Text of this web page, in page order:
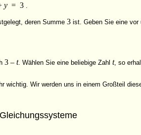
y= 3
deren Summe 3ist. Geben Sie eine vor
3 – t. Wählen Sie eine beliebige Zahl t, so
wichtig. Wir werden uns in einem Großteil